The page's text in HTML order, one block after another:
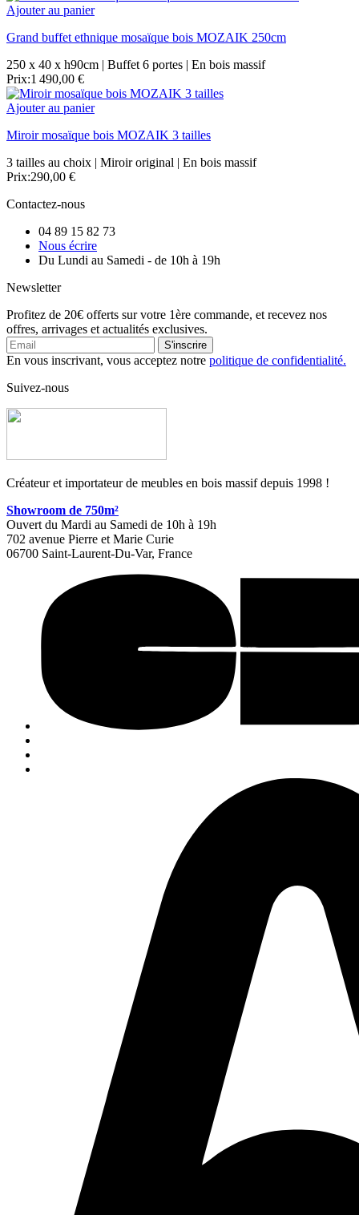
Ajouter au panier
Grand buffet ethnique mosaïque bois MOZAIK 250cm
250 x 40 x h90cm | Buffet 6 portes | En bois massif
Prix:1 490,00 €
Ajouter au panier
Miroir mosaïque bois MOZAIK 3 tailles
3 tailles au choix | Miroir original | En bois massif
Prix:290,00 €
Contactez-nous
04 89 15 82 73
Nous écrire
Du Lundi au Samedi - de 10h à 19h
Newsletter
Profitez de 20€ offerts sur votre 1ère commande, et recevez nos
offres, arrivages et actualités exclusives.
S'inscrire
En vous inscrivant, vous acceptez notre politique de confidentialité.
Suivez-nous
Créateur et importateur de meubles en bois massif depuis 1998 !
Showroom de 750m²
Ouvert du Mardi au Samedi de 10h à 19h
702 avenue Pierre et Marie Curie
06700 Saint-Laurent-Du-Var, France